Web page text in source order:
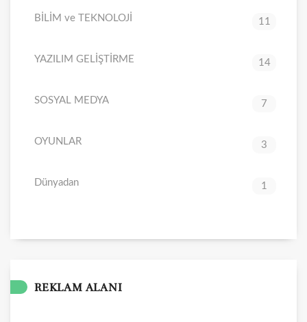
BİLİM ve TEKNOLOJİ 11
YAZILIM GELİŞTİRME 14
SOSYAL MEDYA 7
OYUNLAR 3
Dünyadan 1
REKLAM ALANI